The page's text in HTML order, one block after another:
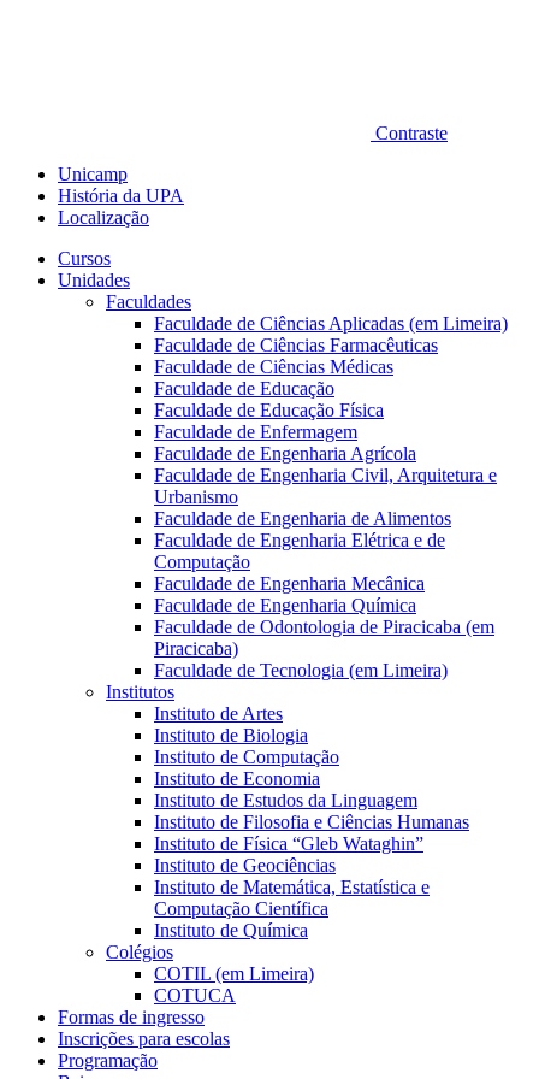
Contraste
Unicamp
História da UPA
Localização
Cursos
Unidades
Faculdades
Faculdade de Ciências Aplicadas (em Limeira)
Faculdade de Ciências Farmacêuticas
Faculdade de Ciências Médicas
Faculdade de Educação
Faculdade de Educação Física
Faculdade de Enfermagem
Faculdade de Engenharia Agrícola
Faculdade de Engenharia Civil, Arquitetura e
Urbanismo
Faculdade de Engenharia de Alimentos
Faculdade de Engenharia Elétrica e de
Computação
Faculdade de Engenharia Mecânica
Faculdade de Engenharia Química
Faculdade de Odontologia de Piracicaba (em
Piracicaba)
Faculdade de Tecnologia (em Limeira)
Institutos
Instituto de Artes
Instituto de Biologia
Instituto de Computação
Instituto de Economia
Instituto de Estudos da Linguagem
Instituto de Filosofia e Ciências Humanas
Instituto de Física “Gleb Wataghin”
Instituto de Geociências
Instituto de Matemática, Estatística e
Computação Científica
Instituto de Química
Colégios
COTIL (em Limeira)
COTUCA
Formas de ingresso
Inscrições para escolas
Programação